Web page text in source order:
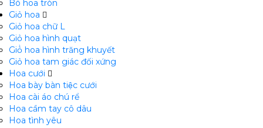
Bó hoa tròn
Giỏ hoa
Giỏ hoa chữ L
Giỏ hoa hình quạt
Giỏ̉ hoa hình trăng khuyết
Giỏ hoa tam giác đối xứng
Hoa cưới
Hoa bày bàn tiệc cưới
Hoa cài áo chú rể
Hoa cầm tay cô dâu
Hoa tình yêu